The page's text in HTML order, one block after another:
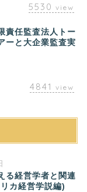
5530 view
責任監査法人トー
ーと大企業監査実
4841 view
る経営学者と関連
カ経営学説編)